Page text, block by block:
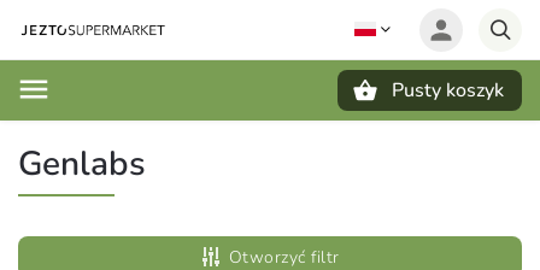
Pusty koszyk
Genlabs
Otworzyć filtr